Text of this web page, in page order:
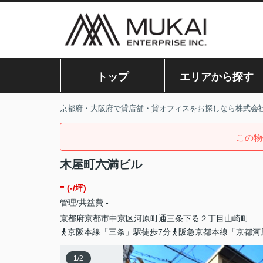
トップ エリアから探す
京都府・大阪府で貸店舗・貸オフィスをお探しなら株式会
この
木屋町六満ビル
- (-/坪)
管理/共益費 -
京都府京都市中京区河原町通三条下る２丁目 山崎町
京阪本線「三条」駅徒歩7分
阪急京都本線「京都
1/2